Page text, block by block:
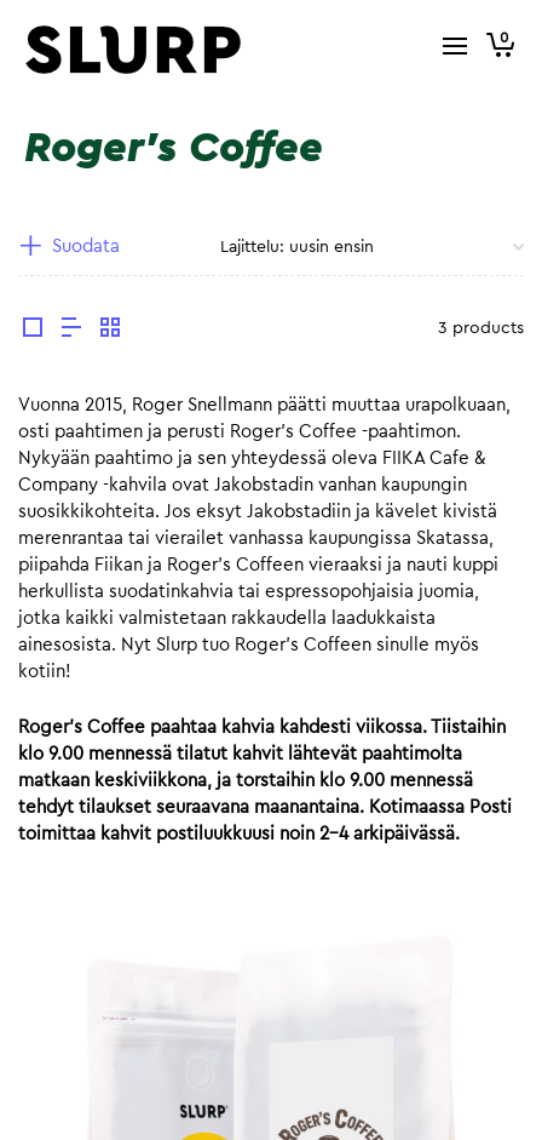
0
Roger's Coffee
Suodata
3 products
Vuonna 2015, Roger Snellmann päätti muuttaa urapolkuaan,
osti paahtimen ja perusti Roger’s Coffee -paahtimon.
Nykyään paahtimo ja sen yhteydessä oleva FIIKA Cafe &
Company -kahvila ovat Jakobstadin vanhan kaupungin
suosikkikohteita. Jos eksyt Jakobstadiin ja kävelet kivistä
merenrantaa tai vierailet vanhassa kaupungissa Skatassa,
piipahda Fiikan ja Roger’s Coffeen vieraaksi ja nauti kuppi
herkullista suodatinkahvia tai espressopohjaisia juomia,
jotka kaikki valmistetaan rakkaudella laadukkaista
ainesosista. Nyt Slurp tuo Roger’s Coffeen sinulle myös
kotiin!
Roger’s Coffee paahtaa kahvia kahdesti viikossa. Tiistaihin
klo 9.00 mennessä tilatut kahvit lähtevät paahtimolta
matkaan keskiviikkona, ja torstaihin klo 9.00 mennessä
tehdyt tilaukset seuraavana maanantaina. Kotimaassa Posti
toimittaa kahvit postiluukkuusi noin 2-4 arkipäivässä.